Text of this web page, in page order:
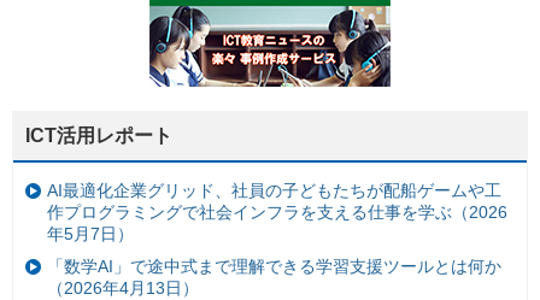
ICT活用レポート
AI最適化企業グリッド、社員の子どもたちが配船ゲームや工
作プログラミングで社会インフラを支える仕事を学ぶ（2026
年5月7日）
「数学AI」で途中式まで理解できる学習支援ツールとは何か
（2026年4月13日）